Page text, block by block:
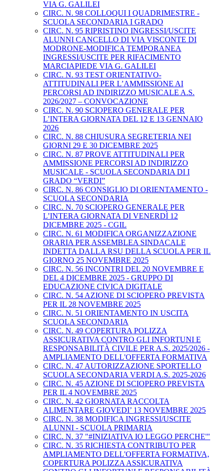
VIA G. GALILEI
CIRC. N. 98 COLLOQUI I QUADRIMESTRE -
SCUOLA SECONDARIA I GRADO
CIRC. N. 95 RIPRISTINO INGRESSI/USCITE
ALUNNI CANCELLO DI VIA VISCONTE DI
MODRONE-MODIFICA TEMPORANEA
INGRESSI/USCITE PER RIFACIMENTO
MARCIAPIEDE VIA G. GALILEI
CIRC. N. 93 TEST ORIENTATIVO-
ATTITUDINALI PER L’AMMISSIONE AI
PERCORSI AD INDIRIZZO MUSICALE A.S.
2026/2027 – CONVOCAZIONE
CIRC. N. 90 SCIOPERO GENERALE PER
L’INTERA GIORNATA DEL 12 E 13 GENNAIO
2026
CIRC. N. 88 CHIUSURA SEGRETERIA NEI
GIORNI 29 E 30 DICEMBRE 2025
CIRC. N. 87 PROVE ATTITUDINALI PER
AMMISSIONE PERCORSI AD INDIRIZZO
MUSICALE - SCUOLA SECONDARIA DI I
GRADO “VERDI”
CIRC. N. 86 CONSIGLIO DI ORIENTAMENTO -
SCUOLA SECONDARIA
CIRC. N. 70 SCIOPERO GENERALE PER
L’INTERA GIORNATA DI VENERDÌ 12
DICEMBRE 2025 - CGIL
CIRC. N. 61 MODIFICA ORGANIZZAZIONE
ORARIA PER ASSEMBLEA SINDACALE
INDETTA DALLA RSU DELLA SCUOLA PER IL
GIORNO 25 NOVEMBRE 2025
CIRC. N. 56 INCONTRI DEL 20 NOVEMBRE E
DEL 4 DICEMBRE 2025 - GRUPPO DI
EDUCAZIONE CIVICA DIGITALE
CIRC. N. 54 AZIONE DI SCIOPERO PREVISTA
PER IL 28 NOVEMBRE 2025
CIRC. N. 51 ORIENTAMENTO IN USCITA
SCUOLA SECONDARIA
CIRC. N. 49 COPERTURA POLIZZA
ASSICURATIVA CONTRO GLI INFORTUNI E
RESPONSABILITÀ CIVILE PER A.S. 2025/2026 -
AMPLIAMENTO DELL'OFFERTA FORMATIVA
CIRC. N. 47 AUTORIZZAZIONE SPORTELLO
SCUOLA SECONDARIA VERDI A.S. 2025-2026
CIRC. N. 45 AZIONE DI SCIOPERO PREVISTA
PER IL 4 NOVEMBRE 2025
CIRC. N. 42 GIORNATA RACCOLTA
ALIMENTARE GIOVEDI’ 13 NOVEMBRE 2025
CIRC. N. 38 MODIFICA INGRESSI/USCITE
ALUNNI - SCUOLA PRIMARIA
CIRC. N. 37 "#INIZIATIVA IO LEGGO PERCHE'"
CIRC. N. 35 RICHIESTA CONTRIBUTO PER
AMPLIAMENTO DELL'OFFERTA FORMATIVA,
COPERTURA POLIZZA ASSICURATIVA